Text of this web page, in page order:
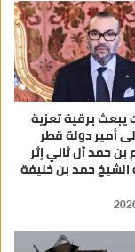
يبعث برقية تعزية
أمير دولة قطر
بن حمد آل ثاني إثر
الشيخ حمد بن خليفة